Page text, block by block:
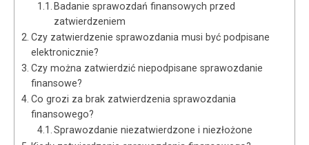
Badanie sprawozdań finansowych przed
zatwierdzeniem
Czy zatwierdzenie sprawozdania musi być podpisane
elektronicznie?
Czy można zatwierdzić niepodpisane sprawozdanie
finansowe?
Co grozi za brak zatwierdzenia sprawozdania
finansowego?
Sprawozdanie niezatwierdzone i niezłożone